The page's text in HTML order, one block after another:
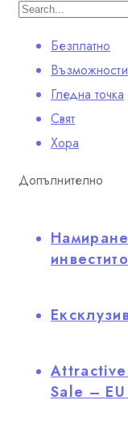
Безплатно
Възможности
Гледна точка
Свят
Хора
Допълнително
Sale –